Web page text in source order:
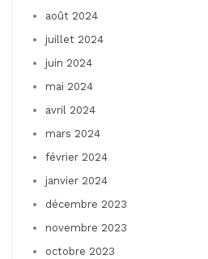
août 2024
juillet 2024
juin 2024
mai 2024
avril 2024
mars 2024
février 2024
janvier 2024
décembre 2023
novembre 2023
octobre 2023